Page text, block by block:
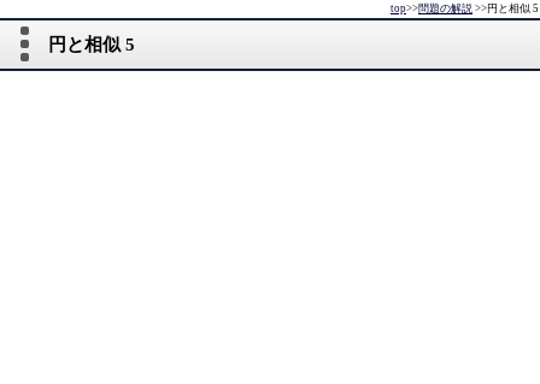
円と相似 5
top>>問題の解説 >>円と相似 5